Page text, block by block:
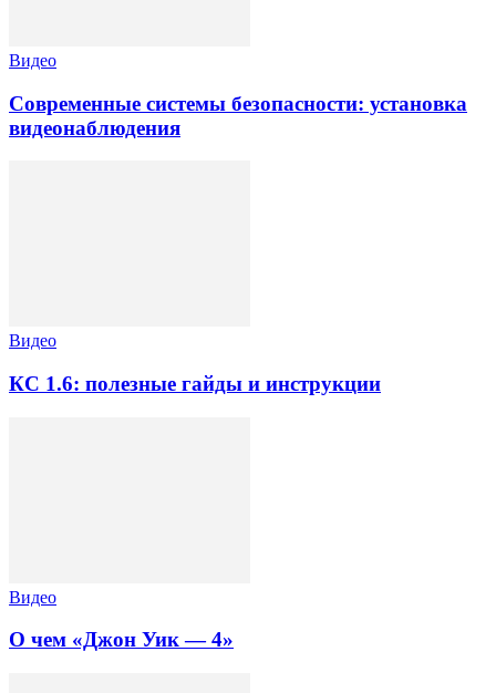
Видео
Современные системы безопасности: установка
видеонаблюдения
Видео
КС 1.6: полезные гайды и инструкции
Видео
О чем «Джон Уик — 4»